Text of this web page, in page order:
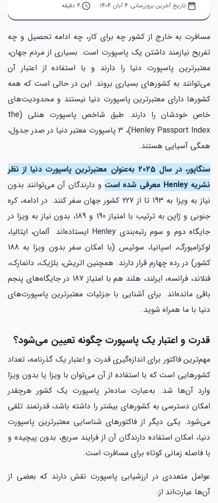
date_range تاریخ آخرین بروزرسانی:4 آبان 1404 query_builder4 دقیقه
مسافرت به خارج از کشور چه برای کار، چه ادامه تحصیل و چه
تفریح نیازمند داشتن یک پاسپورت است. بسیاری از مردم جهان،
معتبرترین پاسپورت دنیا را دارند و با استفاده از اعتبار آن
می‌توانند به کشورهای بسیاری بروند. این در حالی است که همه
کشورها دارای معتبرترین پاسپورت دنیا نیستند و محدودیت‌های
خاص خودشان را دارند. طبق شاخص پاسپورت هنلی (the
Henley Passport Index)، 3 پاسپورت معتبر دنیا در صدر جدول،
همگی آسیایی هستند.
سنگاپور، در سال 2025 به‌عنوان معتبرترین پاسپورت دنیا از نظر
نشریه Henley معرفی شده است
و دارندگان آن می‌توانند بدون
نیاز به ویزا به 193 تا از 227 کشور جهان سفر کنند. در ادامه، کره
جنوبی و ژاپن به ترتیب با امتیاز 190 و 189، بدون نیاز به ویزا در
جایگاه دوم و سوم رتبه‌بندی Henley ایستاده‌اند. آلمان، ایتالیا،
لوکزامبورگ، اسپانیا، سوئیس (با امکان سفر بدون ویزا به 188
کشور) در رده چهارم قرار دارند. همچنین اتریش، بلژیک، دانمارک،
فنلاند، فرانسه، ایرلند، هلند هم با امتیاز 187 در جایگاه‌های پنجم
باقی مانده‌اند. برای آشنایی با جزئیات معتبرترین پاسپورت‌های
دنیا با ما همراه شوید.
قدرت و اعتبار یک پاسپورت چگونه تعیین می‌شود؟
مهم‌ترین فاکتور برای اندازه‌گیری قدرت و اعتبار یک گذرنامه، تعداد
کشورهایی است که با استفاده از آن می‌توان با ویزا یا بدون ویزا
وارد آن‌ها شد. به‌عبارت ساده‌تر پاسپورت یک کشور هرچقدر
امکان دسترسی به کشورهای بیشتر را داشته باشد، قدرتمند تلقی
می‌شود. یکی دیگر از فاکتورهای شناسایی معتبرترین پاسپورت
دنیا، امکان استفاده دارندگان آن از فرایند سریع، بدون پیچیده و
با فاصله زمانی کوتاه برای مسافرت است.
عوامل متعددی در ارزشیابی پاسپورت نقش دارند که بعضی از
آن‌ها عبارت‌اند از: